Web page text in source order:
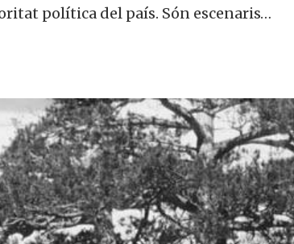
política del país. Són escenaris…